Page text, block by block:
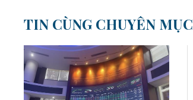
TIN CÙNG CHUYÊN MỤC